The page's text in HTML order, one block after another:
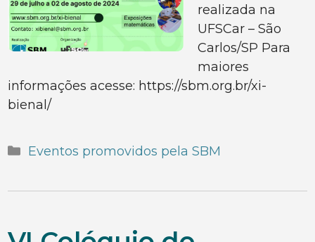
realizada na
UFSCar – São
Carlos/SP Para
maiores
informações acesse: https://sbm.org.br/xi-
bienal/
Categorias
Eventos promovidos pela SBM